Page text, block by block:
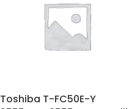
Toshiba T-FC50E-Y